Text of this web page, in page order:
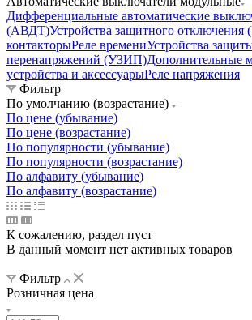
Дифференциальные автоматические
(АВДТ)Устройства защитного отключения
контакторыРеле времениУстройства
перенапряжений (УЗИП)Дополнительные
устройства и аксессуарыРеле напряжения
Фильтр
По умолчанию (возрастание)
По цене (убывание)
По цене (возрастание)
По популярности (убывание)
По популярности (возрастание)
По алфавиту (убывание)
По алфавиту (возрастание)
К сожалению, раздел пуст
В данный момент нет активных товаров
Фильтр
Розничная цена